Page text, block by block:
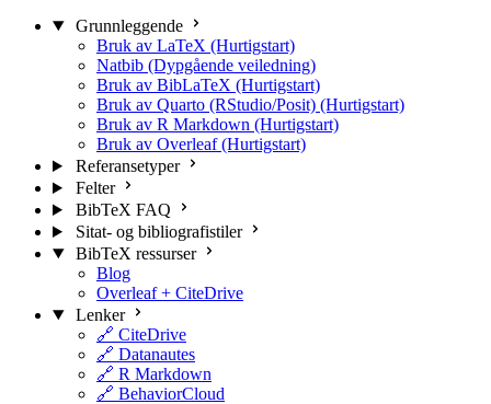
Grunnleggende
Bruk av LaTeX (Hurtigstart)
Natbib (Dypgående veiledning)
Bruk av BibLaTeX (Hurtigstart)
Bruk av Quarto (RStudio/Posit) (Hurtigstart)
Bruk av R Markdown (Hurtigstart)
Bruk av Overleaf (Hurtigstart)
Referansetyper
Felter
BibTeX FAQ
Sitat- og bibliografistiler
BibTeX ressurser
Blog
Overleaf + CiteDrive
Lenker
🔗 CiteDrive
🔗 Datanautes
🔗 R Markdown
🔗 BehaviorCloud